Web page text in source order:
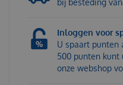
bij besteding
Inloggen voor
U spaart punten
500 punten kunt
onze webshop